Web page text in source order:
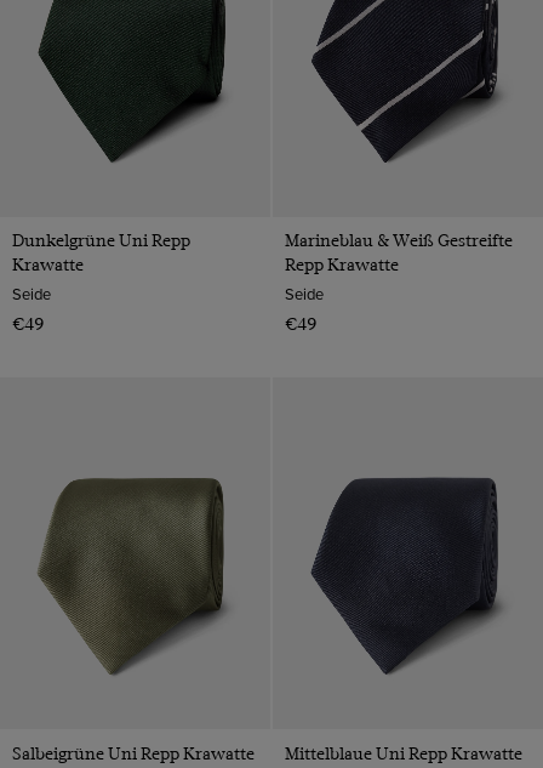
Dunkelgrüne Uni Repp
Krawatte
Seide
€49
Marineblau & Weiß Gestreifte
Repp Krawatte
Seide
€49
Salbeigrüne Uni Repp Krawatte Mittelblaue Uni Repp Krawatte